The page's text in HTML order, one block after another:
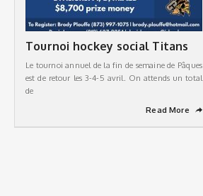
Tournoi hockey social Titans
Le tournoi annuel de la fin de semaine de Pâques
est de retour les 3-4-5 avril. On attends un total
de
Read More
➦